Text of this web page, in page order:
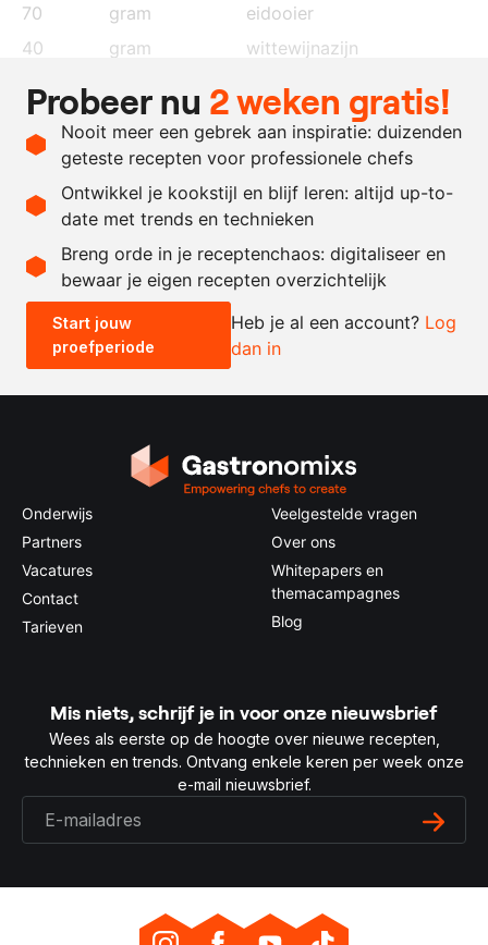
70 gram
eidooier
40
gram
wittewijnazijn
500
gram
duindoornbesolie
naar
zout en peper
Recept omrekenen
- +
0.5x 1x 2x
Probeer nu 2 weken gratis!
Nooit meer een gebrek aan inspiratie: duizenden
geteste recepten voor professionele chefs
Ontwikkel je kookstijl en blijf leren: altijd up-to-
date met trends en technieken
Breng orde in je receptenchaos: digitaliseer en
bewaar je eigen recepten overzichtelijk
Start jouw
proefperiode
Heb je al een account? Log
dan in
Onderwijs
Partners
Vacatures
Contact
Tarieven
Veelgestelde vragen
Over ons
Whitepapers en
themacampagnes
Blog
Mis niets, schrijf je in voor onze nieuwsbrief
Wees als eerste op de hoogte over nieuwe recepten,
technieken en trends. Ontvang enkele keren per week onze
e-mail nieuwsbrief.